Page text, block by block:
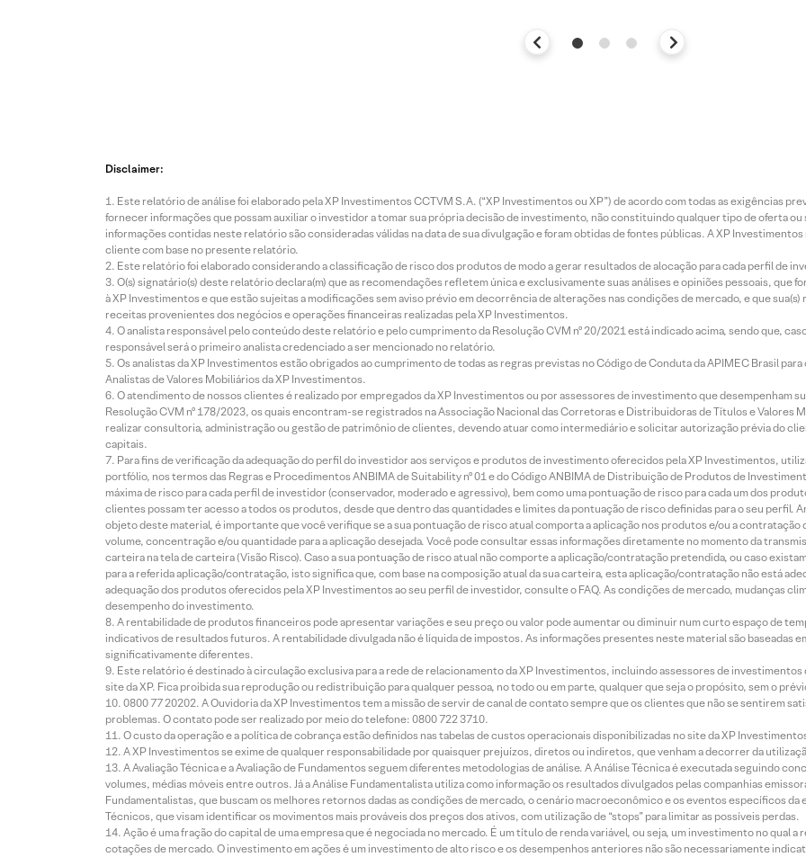
Disclaimer:
Este relatório de análise foi elaborado pela XP Investimentos CCTVM S.A. (“XP Investimentos ou XP”) de acordo com todas as exigências
fornecer informações que possam auxiliar o investidor a tomar sua própria decisão de investimento, não constituindo qualquer tipo de oferta
informações contidas neste relatório são consideradas válidas na data de sua divulgação e foram obtidas de fontes públicas. A XP
cliente com base no presente relatório.
Este relatório foi elaborado considerando a classificação de risco dos produtos de modo a gerar resultados de alocação para cada perfil de
O(s) signatário(s) deste relatório declara(m) que as recomendações refletem única e exclusivamente suas análises e opiniões pessoais, que
à XP Investimentos e que estão sujeitas a modificações sem aviso prévio em decorrência de alterações nas condições de mercado, e que
receitas provenientes dos negócios e operações financeiras realizadas pela XP Investimentos.
O analista responsável pelo conteúdo deste relatório e pelo cumprimento da Resolução CVM nº 20/2021 está indicado acima, sendo que,
responsável será o primeiro analista credenciado a ser mencionado no relatório.
Os analistas da XP Investimentos estão obrigados ao cumprimento de todas as regras previstas no Código de Conduta da APIMEC Brasil
Analistas de Valores Mobiliários da XP Investimentos.
O atendimento de nossos clientes é realizado por empregados da XP Investimentos ou por assessores de investimento que desempenham
Resolução CVM nº 178/2023, os quais encontram-se registrados na Associação Nacional das Corretoras e Distribuidoras de Títulos e Valores
realizar consultoria, administração ou gestão de patrimônio de clientes, devendo atuar como intermediário e solicitar autorização prévia do
capitais.
Para fins de verificação da adequação do perfil do investidor aos serviços e produtos de investimento oferecidos pela XP Investimentos,
portfólio, nos termos das Regras e Procedimentos ANBIMA de Suitability nº 01 e do Código ANBIMA de Distribuição de Produtos de
máxima de risco para cada perfil de investidor (conservador, moderado e agressivo), bem como uma pontuação de risco para cada um dos
clientes possam ter acesso a todos os produtos, desde que dentro das quantidades e limites da pontuação de risco definidas para o seu perfil.
objeto deste material, é importante que você verifique se a sua pontuação de risco atual comporta a aplicação nos produtos e/ou a contratação
volume, concentração e/ou quantidade para a aplicação desejada. Você pode consultar essas informações diretamente no momento da
carteira na tela de carteira (Visão Risco). Caso a sua pontuação de risco atual não comporte a aplicação/contratação pretendida, ou caso
para a referida aplicação/contratação, isto significa que, com base na composição atual da sua carteira, esta aplicação/contratação não está
adequação dos produtos oferecidos pela XP Investimentos ao seu perfil de investidor, consulte o FAQ. As condições de mercado, mudanças
desempenho do investimento.
A rentabilidade de produtos financeiros pode apresentar variações e seu preço ou valor pode aumentar ou diminuir num curto espaço de
indicativos de resultados futuros. A rentabilidade divulgada não é líquida de impostos. As informações presentes neste material são baseadas
significativamente diferentes.
Este relatório é destinado à circulação exclusiva para a rede de relacionamento da XP Investimentos, incluindo assessores de investimentos
site da XP. Fica proibida sua reprodução ou redistribuição para qualquer pessoa, no todo ou em parte, qualquer que seja o propósito, sem o
0800 77 20202. A Ouvidoria da XP Investimentos tem a missão de servir de canal de contato sempre que os clientes que não se sentirem
problemas. O contato pode ser realizado por meio do telefone: 0800 722 3710.
O custo da operação e a política de cobrança estão definidos nas tabelas de custos operacionais disponibilizadas no site da XP
A XP Investimentos se exime de qualquer responsabilidade por quaisquer prejuízos, diretos ou indiretos, que venham a decorrer da
A Avaliação Técnica e a Avaliação de Fundamentos seguem diferentes metodologias de análise. A Análise Técnica é executada seguindo
volumes, médias móveis entre outros. Já a Análise Fundamentalista utiliza como informação os resultados divulgados pelas companhias
Fundamentalistas, que buscam os melhores retornos dadas as condições de mercado, o cenário macroeconômico e os eventos específicos
Técnicos, que visam identificar os movimentos mais prováveis dos preços dos ativos, com utilização de “stops” para limitar as possíveis perdas.
Ação é uma fração do capital de uma empresa que é negociada no mercado. É um título de renda variável, ou seja, um investimento no qual
cotações de mercado. O investimento em ações é um investimento de alto risco e os desempenhos anteriores não são necessariamente